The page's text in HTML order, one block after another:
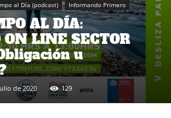
al Día (podcast) Informando Primero
AL DÍA:
LINE SECTOR
u
de 2020 129